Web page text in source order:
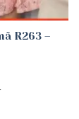
R263 –